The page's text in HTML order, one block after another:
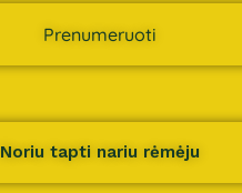
Prenumeruoti
Noriu tapti nariu rėmėju